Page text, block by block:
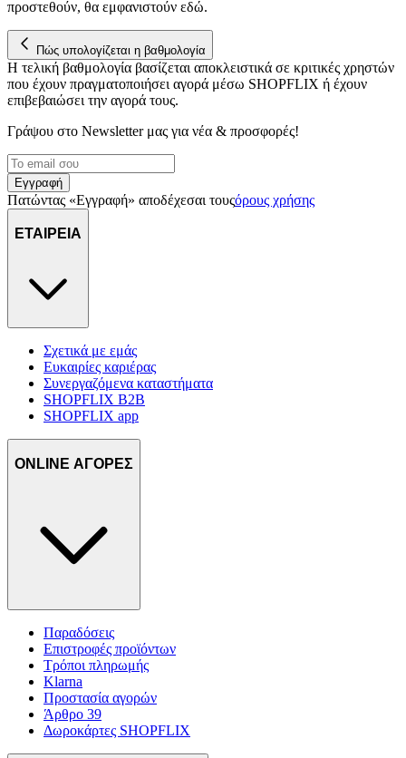
στη συσκευή σας, με σκοπό την προβολή εξατομικευμένων
διαφημίσεων και περιεχομένου, τις μετρήσεις σχετικά με
διαφημίσεις και περιεχόμενο, την καλύτερη εικόνα του κοινού
μας και την ανάπτυξη προϊόντων. Επίσης, κοινοποιούμε
πληροφορίες σχετικά με την από μέρους σας χρήση της
τοποθεσίας μας στους συνεργάτες μέσων κοινωνικής
δικτύωσης, διαφημίσεων και ανάλυσης.
προστεθούν, θα εμφανιστούν εδώ.
Πώς υπολογίζεται η βαθμολογία
Η τελική βαθμολογία βασίζεται αποκλειστικά σε κριτικές χρηστών
που έχουν πραγματοποιήσει αγορά μέσω SHOPFLIX ή έχουν
επιβεβαιώσει την αγορά τους.
Γράψου στο Νewsletter μας για νέα & προσφορές!
Εγγραφή
Πατώντας «Εγγραφή» αποδέχεσαι τουςόρους χρήσης
ΕΤΑΙΡΕΙΑ
Σχετικά με εμάς
Ευκαιρίες καριέρας
Συνεργαζόμενα καταστήματα
SHOPFLIX B2B
SHOPFLIX app
ONLINE ΑΓΟΡΕΣ
Παραδόσεις
Επιστροφές προϊόντων
Τρόποι πληρωμής
Klarna
Προστασία αγορών
Άρθρο 39
Δωροκάρτες SHOPFLIX